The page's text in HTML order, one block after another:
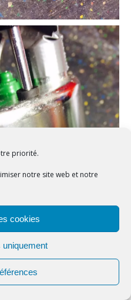
priorité.
notre site web et notre
cookies
uniquement
utilisation.
la façon de contrôler les cookies,